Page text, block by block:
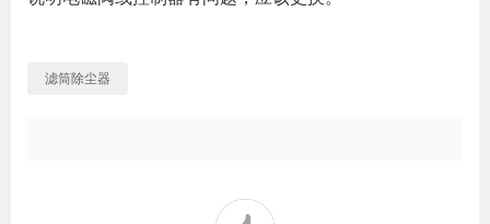
滤筒除尘器